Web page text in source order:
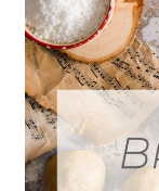
petit-
déjeuner